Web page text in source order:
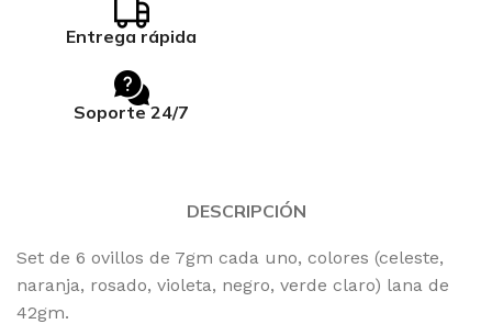
Entrega rápida
Soporte 24/7
DESCRIPCIÓN
Set de 6 ovillos de 7gm cada uno, colores (celeste,
naranja, rosado, violeta, negro, verde claro) lana de
42gm.